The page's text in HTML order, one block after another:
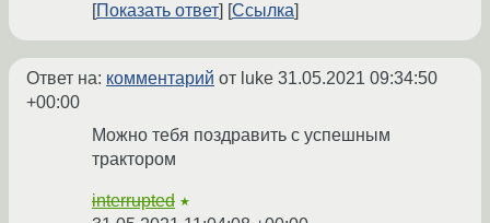
Показать ответ Ссылка
Ответ на: комментарий от luke 31.05.2021 09:34:50
+00:00
Можно тебя поздравить с успешным
трактором
interrupted ★